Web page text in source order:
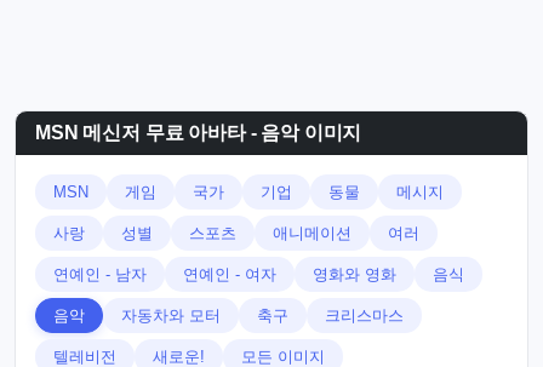
MSN 메신저 무료 아바타 - 음악 이미지
MSN 게임 국가 기업 동물 메시지
사랑 성별 스포츠 애니메이션 여러
연예인 - 남자 연예인 - 여자 영화와 영화 음식
음악 자동차와 모터 축구 크리스마스
텔레비전 새로운! 모든 이미지